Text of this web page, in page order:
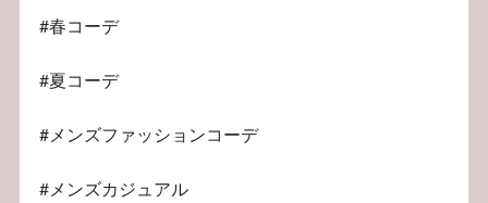
#春コーデ
#夏コーデ
#メンズファッションコーデ
#メンズカジュアル